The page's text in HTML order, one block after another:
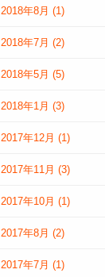
2018年8月 (1)
2018年7月 (2)
2018年5月 (5)
2018年1月 (3)
2017年12月 (1)
2017年11月 (3)
2017年10月 (1)
2017年8月 (2)
2017年7月 (1)